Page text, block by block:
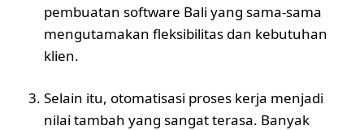
pembuatan software Bali yang sama-sama
mengutamakan fleksibilitas dan kebutuhan
klien.
Selain itu, otomatisasi proses kerja menjadi
nilai tambah yang sangat terasa. Banyak